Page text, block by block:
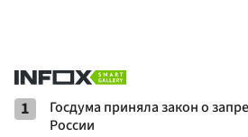
1
Госдума приняла закон о
России